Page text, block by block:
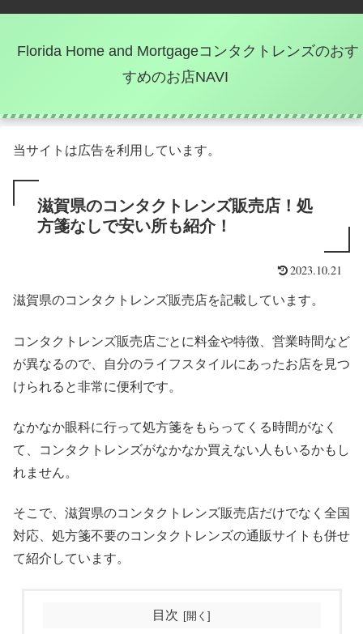
Florida Home and Mortgageコンタクトレンズのおす
すめのお店NAVI
当サイトは広告を利用しています。
滋賀県のコンタクトレンズ販売店！処
方箋なしで安い所も紹介！
2023.10.21
滋賀県のコンタクトレンズ販売店を記載しています。
コンタクトレンズ販売店ごとに料金や特徴、営業時間など
が異なるので、自分のライフスタイルにあったお店を見つ
けられると非常に便利です。
なかなか眼科に行って処方箋をもらってくる時間がなく
て、コンタクトレンズがなかなか買えない人もいるかもし
れません。
そこで、滋賀県のコンタクトレンズ販売店だけでなく全国
対応、処方箋不要のコンタクトレンズの通販サイトも併せ
て紹介しています。
目次